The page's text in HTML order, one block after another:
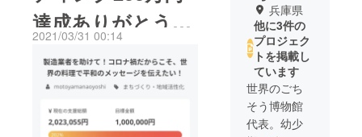
達成ありがとうご
ざいました！
2021/03/31 00:14
兵庫県
他に3件の
プロジェク
トを掲載し
ています
世界のごち
そう博物館
代表。幼少